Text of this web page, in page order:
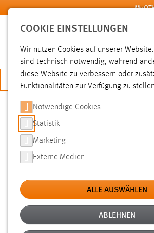
Zum Hauptinhalt springen
JETZT BEWERBEN
SUCHE
FILTER
Typ
Erstellungsdatum
COOKIE EINSTELLUNGEN
Wir nutzen Cookies auf unserer
sind technisch notwendig, während
diese Website zu verbessern oder
Funktionalitäten zur Verfügung zu
Notwendige Cookies
Statistik
Marketing
Externe Medien
ALLE AUSWÄHLEN
ABLEHNEN